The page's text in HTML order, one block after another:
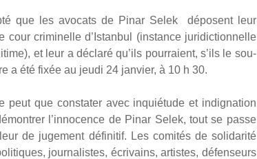
que les avo­cats de Pinar Selek déposent leur
cri­mi­nelle d’Is­tan­bul (ins­tance juri­dic­tion­nelle
et leur a décla­ré qu’ils pour­raient, s’ils le sou­
a été fixée au jeu­di 24 jan­vier, à 10 h 30.
peut que consta­ter avec inquié­tude et indi­gna­tion
l’in­no­cence de Pinar Selek, tout se passe
de juge­ment défi­ni­tif. Les comi­tés de soli­da­ri­té
jour­na­listes, écri­vains, artistes, défen­seurs